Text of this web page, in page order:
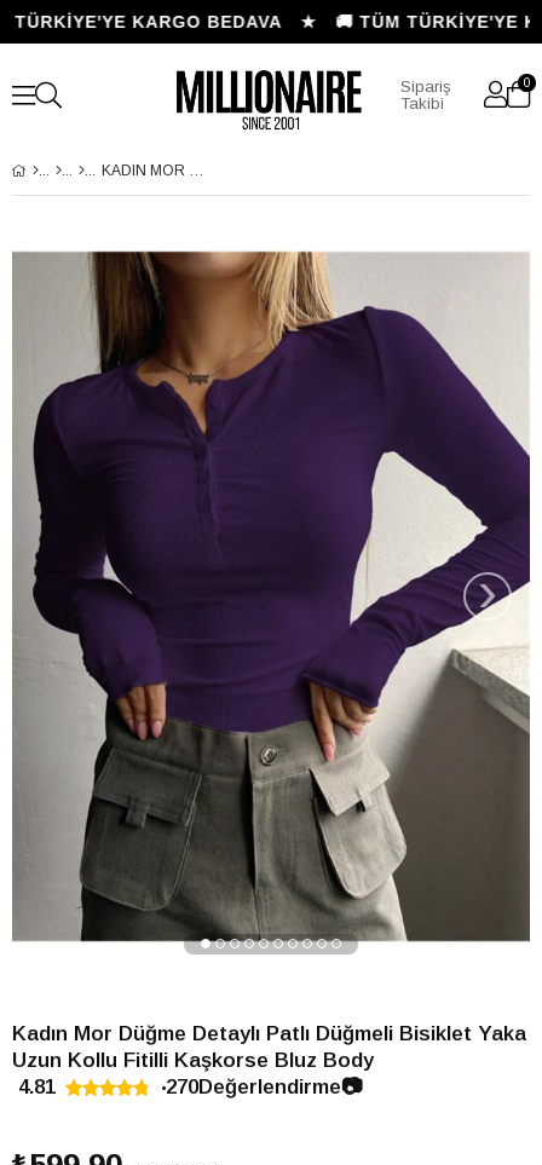
KARGO BEDAVA ★🚚 TÜM TÜRKİYE'YE
Sipariş
Takibi
0
KADIN MOR DÜĞME DETAYLI PATLI DÜĞMELI BISIKLET YAKA UZUN KOLLU FITILLI KAŞKORSE BLUZ BODY
›
Kadın Mor Düğme Detaylı Patlı Düğmeli Bisiklet Yaka
Uzun Kollu Fitilli Kaşkorse Bluz Body
4.81
270Değerlendirme📷